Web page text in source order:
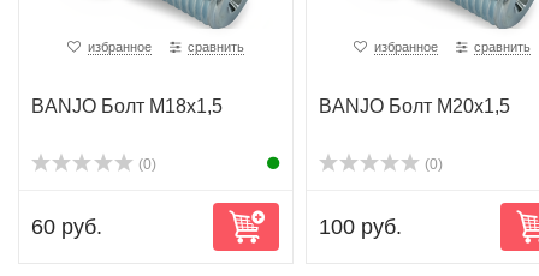
избранное сравнить
BANJO Болт M18x1,5
(0)
60 руб.
избранное сравнить
BANJO Болт M20x1,5
(0)
100 руб.